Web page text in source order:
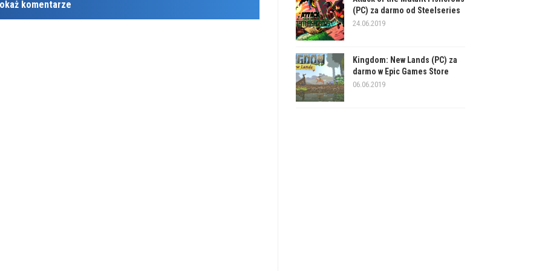
komentarze
(PC) za darmo od Steelseries
24.06.2019
Kingdom: New Lands (PC) za
darmo w Epic Games Store
06.06.2019